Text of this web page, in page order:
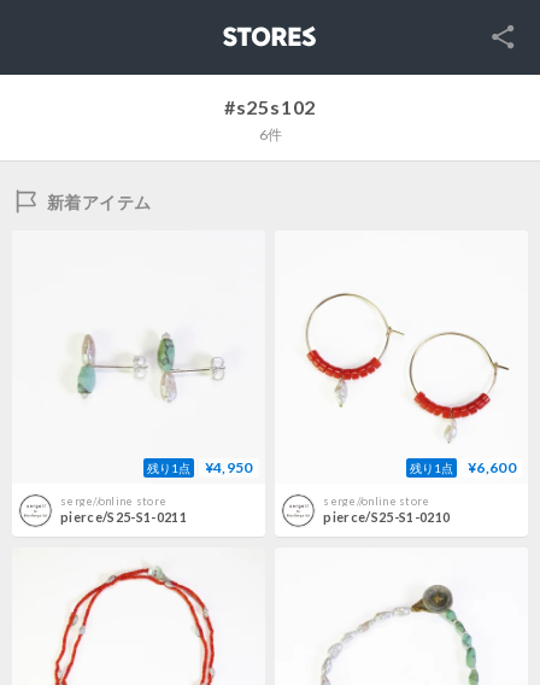
SNS
#s25s102
6件
新着アイテム
残り1点 ¥4,950
serge//online store
pierce/S25-S1-0211
残り1点 ¥6,600
serge//online store
pierce/S25-S1-0210